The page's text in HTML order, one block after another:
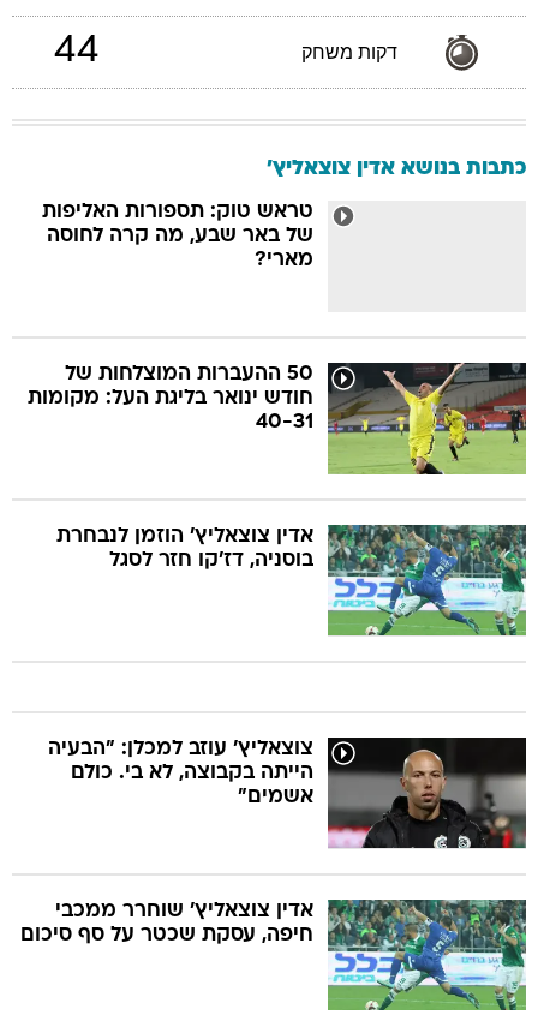
דקות משחק 44
כתבות בנושא אדין צוצאליץ'
טראש טוק: תספורות האליפות
של באר שבע, מה קרה לחוסה
מארי?
50 ההעברות המוצלחות של
חודש ינואר בליגת העל: מקומות
40-31
אדין צוצאליץ' הוזמן לנבחרת
בוסניה, דז'קו חזר לסגל
צוצאליץ' עוזב למכלן: "הבעיה
הייתה בקבוצה, לא בי. כולם
אשמים"
אדין צוצאליץ' שוחרר ממכבי
חיפה, עסקת שכטר על סף סיכום